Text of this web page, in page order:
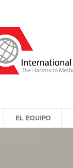
EL EQUIPO